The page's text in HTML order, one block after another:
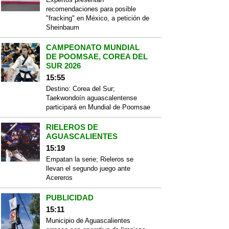
recomendaciones para posible
"fracking" en México, a petición de
Sheinbaum
CAMPEONATO MUNDIAL
DE POOMSAE, COREA DEL
SUR 2026
15:55
Destino: Corea del Sur;
Taekwondoín aguascalentense
participará en Mundial de Poomsae
RIELEROS DE
AGUASCALIENTES
15:19
Empatan la serie; Rieleros se
llevan el segundo juego ante
Acereros
PUBLICIDAD
15:11
Municipio de Aguascalientes